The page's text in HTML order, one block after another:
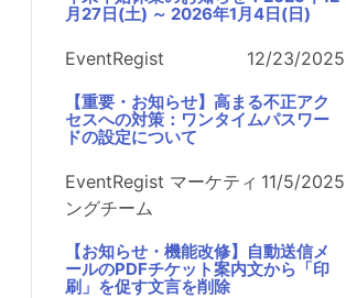
月27日(土) ～ 2026年1月4日(日)
EventRegist 12/23/2025
【重要・お知らせ】高まる不正アク
セスへの対策：ワンタイムパスワー
ドの設定について
EventRegist マーケティ
ングチーム
11/5/2025
【お知らせ・機能改修】自動送信メ
ールのPDFチケット案内文から「印
刷」を促す文言を削除